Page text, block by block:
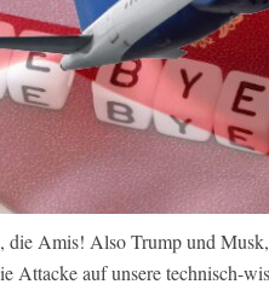
die Amis! Also Trump und
Attacke auf unsere technisch-